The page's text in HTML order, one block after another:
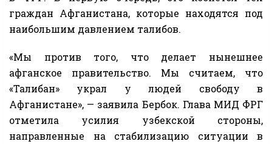
граждан Афганистана, которые находятся под
наибольшим давлением талибов.
«Мы против того, что делает нынешнее
афганское правительство. Мы считаем, что
«Талибан» украл у людей свободу в
Афганистане», — заявила Бербок. Глава МИД ФРГ
отметила усилия узбекской стороны,
направленные на стабилизацию ситуации в